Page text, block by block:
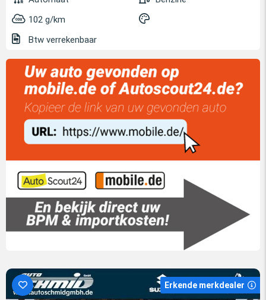
102 g/km
Btw verrekenbaar
Erkende merkdealer